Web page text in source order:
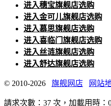
进入穗宝旗舰店选购
进入金可儿旗舰店选购
进入慕思旗舰店选购
进入喜临门旗舰店选购
进入丝涟旗舰店选购
进入舒达旗舰店选购
© 2010-2026 旗舰网店 网站
請求次數：37 次，加載用時：